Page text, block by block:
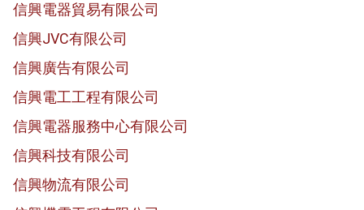
信興電器貿易有限公司
信興JVC有限公司
信興廣告有限公司
信興電工工程有限公司
信興電器服務中心有限公司
信興科技有限公司
信興物流有限公司